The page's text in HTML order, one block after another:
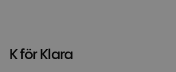
K för Klara